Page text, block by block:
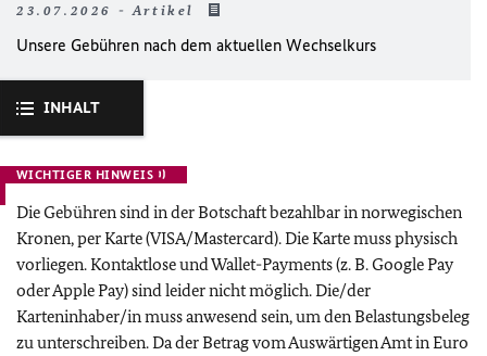
23.07.2026 - Artikel
Unsere Gebühren nach dem aktuellen Wechselkurs
INHALT
WICHTIGER HINWEIS
Die Gebühren sind in der Botschaft bezahlbar in norwegischen
Kronen, per Karte (VISA/Mastercard). Die Karte muss physisch
vorliegen. Kontaktlose und Wallet-Payments (z. B. Google Pay
oder Apple Pay) sind leider nicht möglich. Die/der
Karteninhaber/in muss anwesend sein, um den Belastungsbeleg
zu unterschreiben. Da der Betrag vom Auswärtigen Amt in Euro